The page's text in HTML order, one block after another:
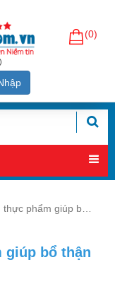
(0)
giúp bổ thận